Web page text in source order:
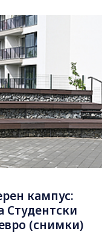
кампус:
Студентски
(снимки)